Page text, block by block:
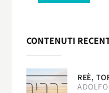
CONTENUTI
REÈ,